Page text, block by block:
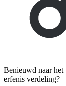
Benieuwd naar
erfenis verdeling?